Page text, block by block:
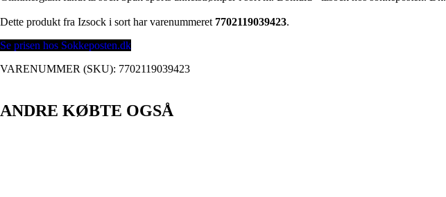
Dette produkt fra Izsock i sort har varenummeret 7702119039423.
Se prisen hos Sokkeposten.dk
VARENUMMER (SKU): 7702119039423
ANDRE KØBTE OGSÅ